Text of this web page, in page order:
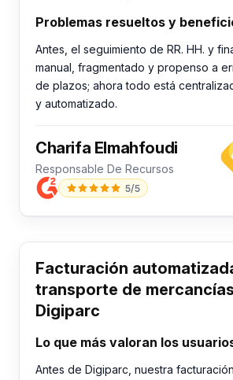
Problemas resueltos y
Antes, el seguimiento de RR. HH. y
manual, fragmentado y propenso a
de plazos; ahora todo está
y automatizado.
Charifa Elmahfoudi
Responsable De Recursos
5/5
Facturación
transporte de
Digiparc
Lo que más valoran los
Antes de Digiparc, nuestra